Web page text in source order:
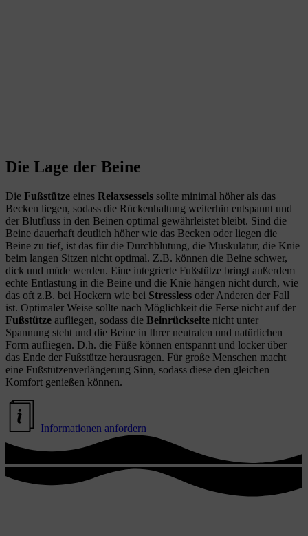
Die Lage der Beine
Die Fußstütze eines Relaxsessels sollte minimal höher als das
Becken liegen, sodass die Rückenhaltung weiterhin entspannt und
der Blutﬂuss in den Beinen optimal gewährleistet bleibt. Sind die
Beine dauerhaft deutlich höher wie das Becken oder liegen die
Beine zu tief, ist das für die Durchblutung, die Muskulatur, die Knie
beim langen Sitzen nicht optimal. Z.B. können die Beine schwer,
dick und müde werden. Eine integrierte Fußstütze bringt außerdem
echte Entlastung in die Beine und die Knie hängen nicht durch, wie
das oft z.B. bei Hockern wie bei Stressless oder Anderen der Fall
ist. Optimaler Weise sollte nach Möglichkeit die Ferse nicht auf der
Fußstütze aufliegen, so­dass die Beinrückseite nicht unter
Spannung steht und die Beine in Ihrer neutralen und natürlichen
Form aufliegen. D.h. die Füße können entspannt und locker über
das Ende der Fußstütze herausragen. Für große Menschen macht
eine Fußstützenverlängerung Sinn, sodass diese den gleichen
Komfort genießen können.
Informationen anfordern